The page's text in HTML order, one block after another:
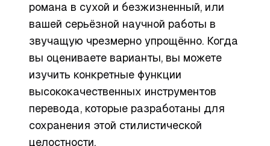
романа в сухой и безжизненный, или
вашей серьёзной научной работы в
звучащую чрезмерно упрощённо. Когда
вы оцениваете варианты, вы можете
изучить конкретные функции
высококачественных инструментов
перевода, которые разработаны для
сохранения этой стилистической
целостности.